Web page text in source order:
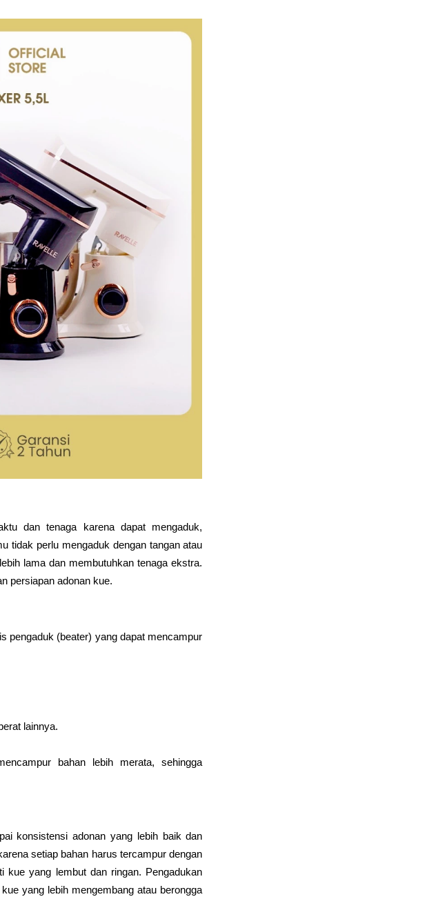
dan tenaga karena dapat mengaduk,
tidak perlu mengaduk dengan tangan atau
lama dan membutuhkan tenaga ekstra.
persiapan adonan kue.
pengaduk (beater) yang dapat mencampur
lainnya.
bahan lebih merata, sehingga
konsistensi adonan yang lebih baik dan
setiap bahan harus tercampur dengan
kue yang lembut dan ringan. Pengadukan
yang lebih mengembang atau berongga